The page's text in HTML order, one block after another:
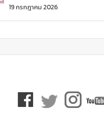
19 กรกฎาคม 2026